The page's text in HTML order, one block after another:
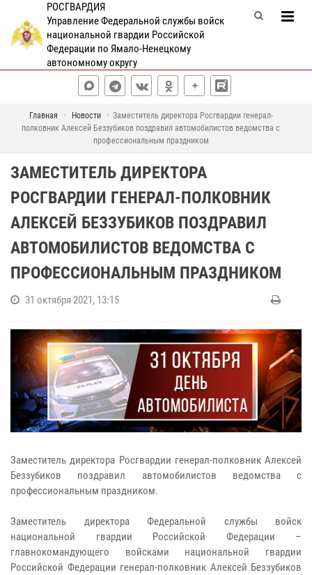
РОСГВАРДИЯ
Управление Федеральной службы войск
национальной гвардии Российской
Федерации по Ямало-Ненецкому
автономному округу
Главная Новости
Заместитель директора Росгвардии генерал-
полковник Алексей Беззубиков поздравил автомобилистов ведомства с
профессиональным праздником
ЗАМЕСТИТЕЛЬ ДИРЕКТОРА
РОСГВАРДИИ ГЕНЕРАЛ-ПОЛКОВНИК
АЛЕКСЕЙ БЕЗЗУБИКОВ ПОЗДРАВИЛ
АВТОМОБИЛИСТОВ ВЕДОМСТВА С
ПРОФЕССИОНАЛЬНЫМ ПРАЗДНИКОМ
31 октября 2021, 13:15
Заместитель директора Росгвардии генерал-полковник Алексей
Беззубиков поздравил автомобилистов ведомства с
профессиональным праздником.
Заместитель директора Федеральной службы войск
национальной гвардии Российской Федерации –
главнокомандующего войсками национальной гвардии
Российской Федерации генерал-полковник Алексей Беззубиков